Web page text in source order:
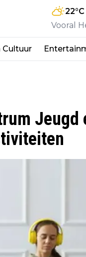
22°C
Vooral
Cultuur
Jeugd